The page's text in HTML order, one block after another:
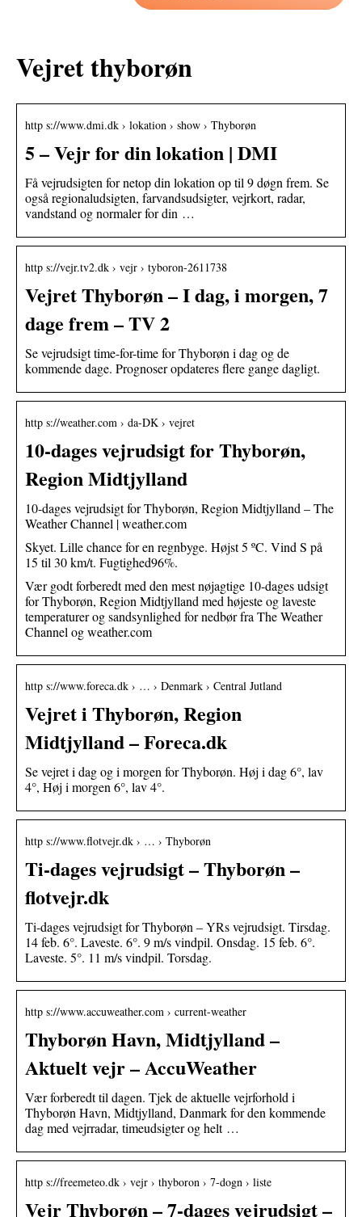
Vejret thyborøn
http s://www.dmi.dk › lokation › show › Thyborøn
5 – Vejr for din lokation | DMI
Få vejrudsigten for netop din lokation op til 9 døgn frem. Se
også regionaludsigten, farvandsudsigter, vejrkort, radar,
vandstand og normaler for din …
http s://vejr.tv2.dk › vejr › tyboron-2611738
Vejret Thyborøn – I dag, i morgen, 7
dage frem – TV 2
Se vejrudsigt time-for-time for Thyborøn i dag og de
kommende dage. Prognoser opdateres flere gange dagligt.
http s://weather.com › da-DK › vejret
10-dages vejrudsigt for Thyborøn,
Region Midtjylland
10-dages vejrudsigt for Thyborøn, Region Midtjylland – The
Weather Channel | weather.com
Skyet. Lille chance for en regnbyge. Højst 5 ºC. Vind S på
15 til 30 km/t. Fugtighed96%.
Vær godt forberedt med den mest nøjagtige 10-dages udsigt
for Thyborøn, Region Midtjylland med højeste og laveste
temperaturer og sandsynlighed for nedbør fra The Weather
Channel og weather.com
http s://www.foreca.dk › … › Denmark › Central Jutland
Vejret i Thyborøn, Region
Midtjylland – Foreca.dk
Se vejret i dag og i morgen for Thyborøn. Høj i dag 6°, lav
4°, Høj i morgen 6°, lav 4°.
http s://www.flotvejr.dk › … › Thyborøn
Ti-dages vejrudsigt – Thyborøn –
flotvejr.dk
Ti-dages vejrudsigt for Thyborøn – YRs vejrudsigt. Tirsdag.
14 feb. 6°. Laveste. 6°. 9 m/s vindpil. Onsdag. 15 feb. 6°.
Laveste. 5°. 11 m/s vindpil. Torsdag.
http s://www.accuweather.com › current-weather
Thyborøn Havn, Midtjylland –
Aktuelt vejr – AccuWeather
Vær forberedt til dagen. Tjek de aktuelle vejrforhold i
Thyborøn Havn, Midtjylland, Danmark for den kommende
dag med vejrradar, timeudsigter og helt …
http s://freemeteo.dk › vejr › thyboron › 7-dogn › liste
Vejr Thyborøn – 7-dages vejrudsigt –